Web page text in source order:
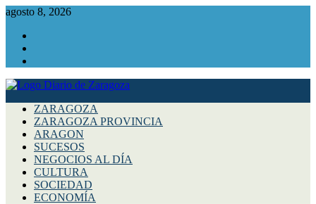
agosto 8, 2026
ZARAGOZA
ZARAGOZA PROVINCIA
ARAGON
SUCESOS
NEGOCIOS AL DÍA
CULTURA
SOCIEDAD
ECONOMÍA